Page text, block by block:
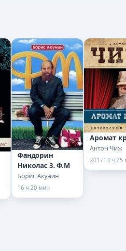
Фандорин
Николас 3. Ф.М
Борис Акунин
16 ч 20 мин
Аромат
Антон Чиж
201713 ч 25